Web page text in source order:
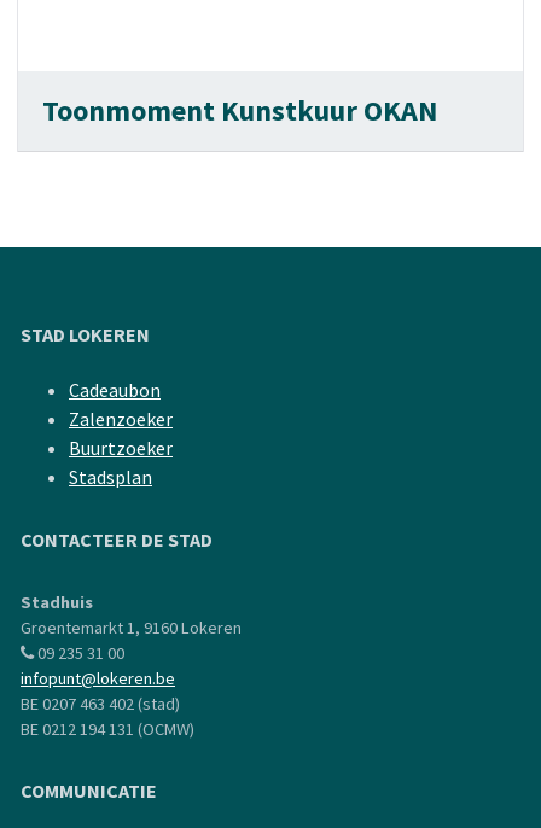
Toonmoment Kunstkuur OKAN
STAD LOKEREN
Cadeaubon
Zalenzoeker
Buurtzoeker
Stadsplan
CONTACTEER DE STAD
Stadhuis
Groentemarkt 1, 9160 Lokeren
09 235 31 00
infopunt@lokeren.be
BE 0207 463 402 (stad)
BE 0212 194 131 (OCMW)
COMMUNICATIE